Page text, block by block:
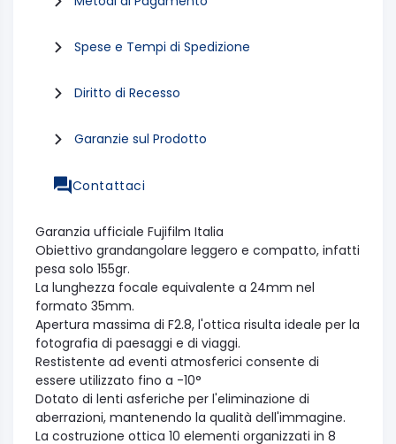
Spese e Tempi di Spedizione
Diritto di Recesso
Garanzie sul Prodotto
Contattaci
Garanzia ufficiale Fujifilm Italia
Obiettivo grandangolare leggero e compatto, infatti
pesa solo 155gr.
La lunghezza focale equivalente a 24mm nel
formato 35mm.
Apertura massima di F2.8, l'ottica risulta ideale per la
fotografia di paesaggi e di viaggi.
Restistente ad eventi atmosferici consente di
essere utilizzato fino a -10°
Dotato di lenti asferiche per l'eliminazione di
aberrazioni, mantenendo la qualità dell'immagine.
La costruzione ottica 10 elementi organizzati in 8